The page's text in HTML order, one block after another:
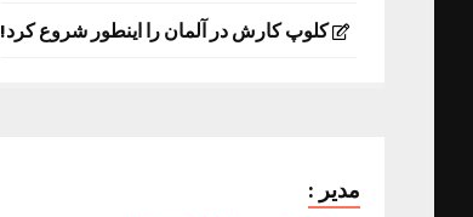
کلوپ کارش در آلمان را اینطور شروع کرد!
مدیر :